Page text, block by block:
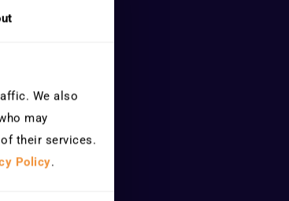
We also
may
their services.
Policy.